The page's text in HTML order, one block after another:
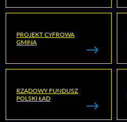
PROJEKT CYFROWA
GMINA
RZĄDOWY FUNDUSZ
POLSKI ŁAD